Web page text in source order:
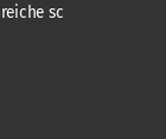
sc